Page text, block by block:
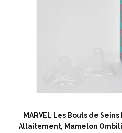
MARVEL Les Bouts de
Allaitement, Mamelon